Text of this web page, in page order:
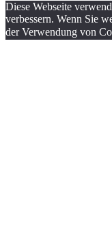
Diese Webseite
verbessern. Wenn Sie
der Verwendung von